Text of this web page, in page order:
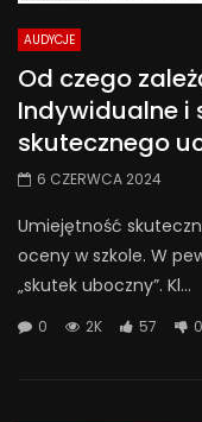
AUDYCJE
Od czego
Indywidualne
skutecznego
6 CZERWCA 2024
Umiejętność
oceny w szkole. W
„skutek uboczny”. Kl...
0 2K 57 0